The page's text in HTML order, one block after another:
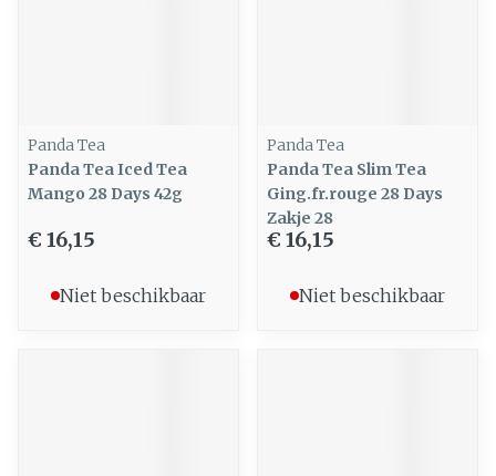
Panda Tea
Panda Tea Iced Tea
Mango 28 Days 42g
€ 16,15
Niet beschikbaar
Panda Tea
Panda Tea Slim Tea
Ging.fr.rouge 28 Days
Zakje 28
€ 16,15
Niet beschikbaar